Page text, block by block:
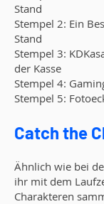
Stand
Stempel 2: Ein
Stand
Stempel 3:
der Kasse
Stempel 4:
Stempel 5:
Catch the
Ähnlich wie bei
ihr mit dem
Charakteren